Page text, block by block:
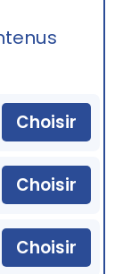
Choisir
Choisir
Choisir